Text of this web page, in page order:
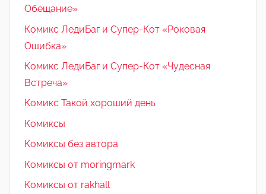
Обещание»
Комикс ЛедиБаг и Супер-Кот «Роковая
Ошибка»
Комикс ЛедиБаг и Супер-Кот «Чудесная
Встреча»
Комикс Такой хороший день
Комиксы
Комиксы без автора
Комиксы от moringmark
Комиксы от rakhall